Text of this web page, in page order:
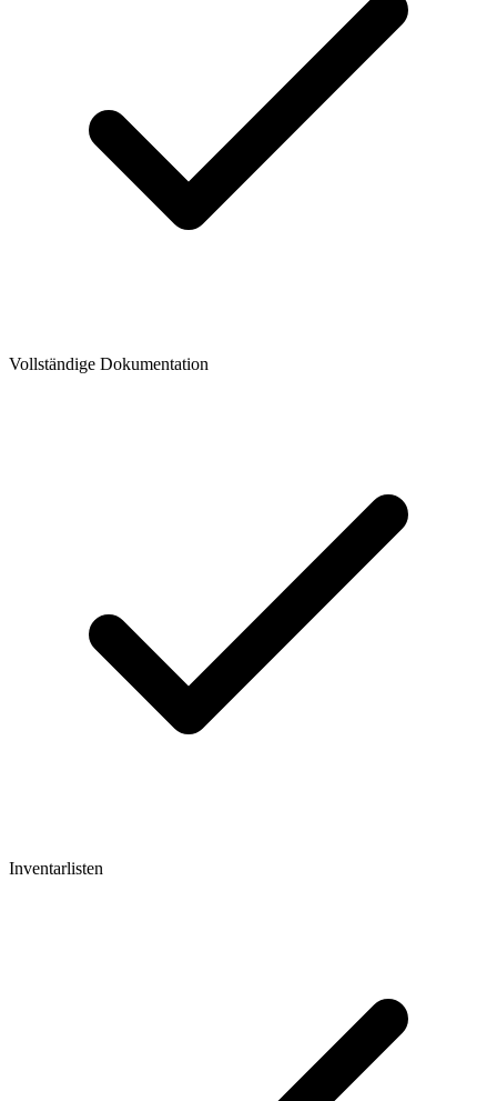
Vollständige Dokumentation
Inventarlisten